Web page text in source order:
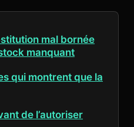
mal bornée
manquant
qui montrent que la
de l’autoriser